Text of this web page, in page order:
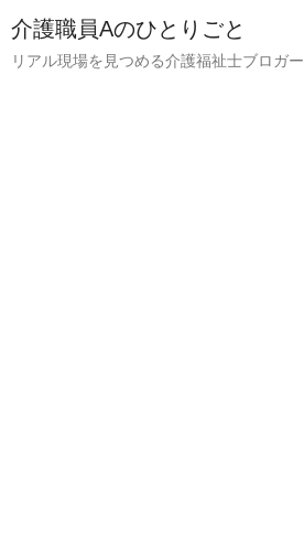
介護職員Aのひとりごと
リアル現場を見つめる介護福祉士ブロガー